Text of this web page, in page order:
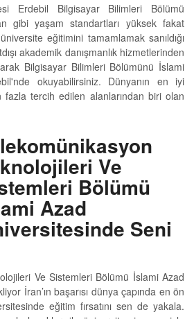
Erdebil Bilgisayar Bilimleri Bölümü
gibi yaşam standartları yüksek fakat
eğitimini tamamlamak sanıldığı
akademik danışmanlık hizmetlerinden
Bilgisayar Bilimleri Bölümünü İslami
okuyabilirsiniz. Dünyanın en iyi
tercih edilen alanlarından biri olan
Ve
Bölümü
Azad
Seni
Ve Sistemleri Bölümü İslami Azad
İran’ın başarısı dünya çapında en ön
eğitim fırsatını sen de yakala.